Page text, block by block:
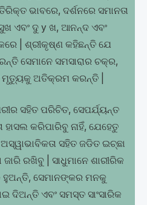
ଭାବରେ, ଦର୍ଶନରେ ସମାନତା
ଏବଂ ଦୁ y ଖ, ଆନନ୍ଦ ଏବଂ
| ଶ୍ରୀକୃଷ୍ଣ କହିଛନ୍ତି ଯେ
ସେମାନେ ସମସାରାର ଚକ୍ର,
ମୃତ୍ୟୁକୁ ଅତିକ୍ରମ କରନ୍ତି |
ସହିତ ପରିଚିତ, ସେପର୍ଯ୍ୟନ୍ତ
କରିପାରିବୁ ନାହିଁ, ଯେହେତୁ
ସହିତ ଜଡିତ ଇଚ୍ଛା
ଜାରି ରଖିବୁ | ସାଧୁମାନେ ଶାରୀରିକ
ହୁଅନ୍ତି, ସେମାନଙ୍କର ମନକୁ
ଦିଅନ୍ତି ଏବଂ ସମସ୍ତ ସାଂସାରିକ